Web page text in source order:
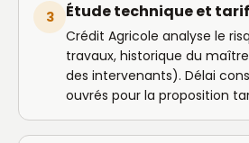
3 Étude technique et
Crédit Agricole analyse le
travaux, historique du
des intervenants). Délai
ouvrés pour la proposition